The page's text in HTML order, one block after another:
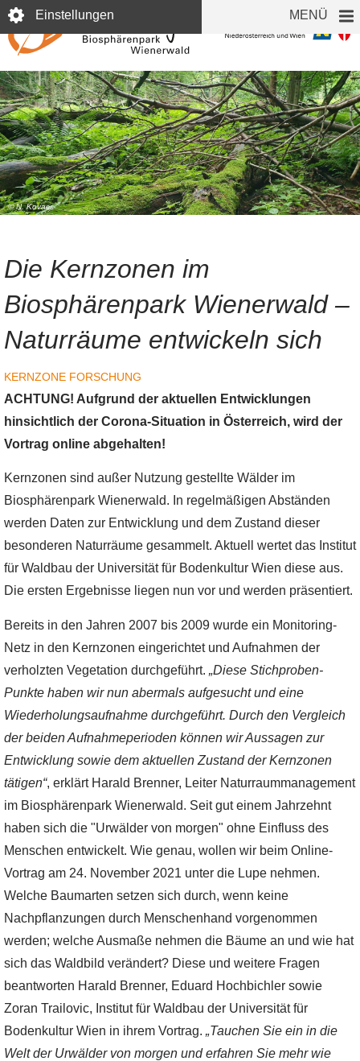
Direkt
zum
Inhalt
Einstellungen MENÜ
© N. Kovacs
Die Kernzonen im
Biosphärenpark Wienerwald –
Naturräume entwickeln sich
KERNZONE FORSCHUNG
ACHTUNG! Aufgrund der aktuellen Entwicklungen
hinsichtlich der Corona-Situation in Österreich, wird der
Vortrag online abgehalten!
Kernzonen sind außer Nutzung gestellte Wälder im
Biosphärenpark Wienerwald. In regelmäßigen Abständen
werden Daten zur Entwicklung und dem Zustand dieser
besonderen Naturräume gesammelt. Aktuell wertet das Institut
für Waldbau der Universität für Bodenkultur Wien diese aus.
Die ersten Ergebnisse liegen nun vor und werden präsentiert.
Bereits in den Jahren 2007 bis 2009 wurde ein Monitoring-
Netz in den Kernzonen eingerichtet und Aufnahmen der
verholzten Vegetation durchgeführt. „Diese Stichproben-
Punkte haben wir nun abermals aufgesucht und eine
Wiederholungsaufnahme durchgeführt. Durch den Vergleich
der beiden Aufnahmeperioden können wir Aussagen zur
Entwicklung sowie dem aktuellen Zustand der Kernzonen
tätigen“, erklärt Harald Brenner, Leiter Naturraummanagement
im Biosphärenpark Wienerwald. Seit gut einem Jahrzehnt
haben sich die "Urwälder von morgen" ohne Einfluss des
Menschen entwickelt. Wie genau, wollen wir beim Online-
Vortrag am 24. November 2021 unter die Lupe nehmen.
Welche Baumarten setzen sich durch, wenn keine
Nachpflanzungen durch Menschenhand vorgenommen
werden; welche Ausmaße nehmen die Bäume an und wie hat
sich das Waldbild verändert? Diese und weitere Fragen
beantworten Harald Brenner, Eduard Hochbichler sowie
Zoran Trailovic, Institut für Waldbau der Universität für
Bodenkultur Wien in ihrem Vortrag. „Tauchen Sie ein in die
Welt der Urwälder von morgen und erfahren Sie mehr wie